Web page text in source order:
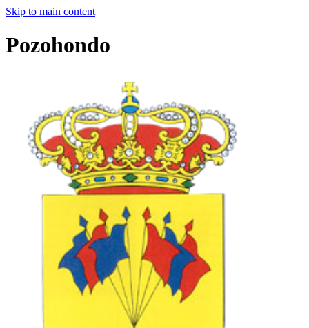
Skip to main content
Pozohondo